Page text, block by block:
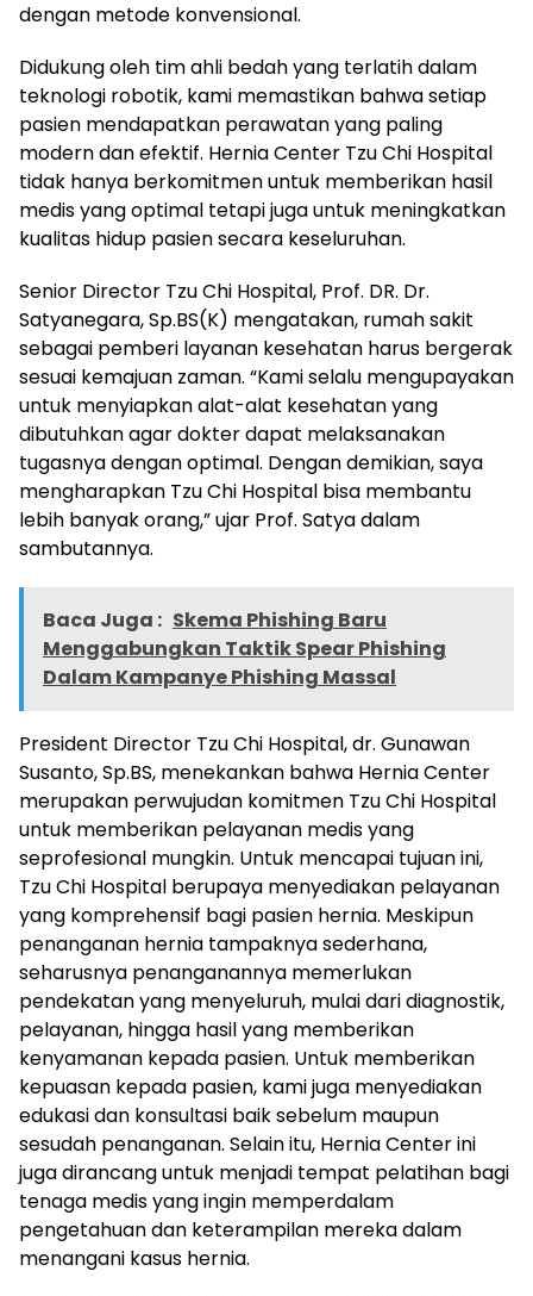
dengan metode konvensional.
Didukung oleh tim ahli bedah yang terlatih dalam
teknologi robotik, kami memastikan bahwa setiap
pasien mendapatkan perawatan yang paling
modern dan efektif. Hernia Center Tzu Chi Hospital
tidak hanya berkomitmen untuk memberikan hasil
medis yang optimal tetapi juga untuk meningkatkan
kualitas hidup pasien secara keseluruhan.
Senior Director Tzu Chi Hospital, Prof. DR. Dr.
Satyanegara, Sp.BS(K) mengatakan, rumah sakit
sebagai pemberi layanan kesehatan harus bergerak
sesuai kemajuan zaman. “Kami selalu mengupayakan
untuk menyiapkan alat-alat kesehatan yang
dibutuhkan agar dokter dapat melaksanakan
tugasnya dengan optimal. Dengan demikian, saya
mengharapkan Tzu Chi Hospital bisa membantu
lebih banyak orang,” ujar Prof. Satya dalam
sambutannya.
Baca Juga : Skema Phishing Baru
Menggabungkan Taktik Spear Phishing
Dalam Kampanye Phishing Massal
President Director Tzu Chi Hospital, dr. Gunawan
Susanto, Sp.BS, menekankan bahwa Hernia Center
merupakan perwujudan komitmen Tzu Chi Hospital
untuk memberikan pelayanan medis yang
seprofesional mungkin. Untuk mencapai tujuan ini,
Tzu Chi Hospital berupaya menyediakan pelayanan
yang komprehensif bagi pasien hernia. Meskipun
penanganan hernia tampaknya sederhana,
seharusnya penanganannya memerlukan
pendekatan yang menyeluruh, mulai dari diagnostik,
pelayanan, hingga hasil yang memberikan
kenyamanan kepada pasien. Untuk memberikan
kepuasan kepada pasien, kami juga menyediakan
edukasi dan konsultasi baik sebelum maupun
sesudah penanganan. Selain itu, Hernia Center ini
juga dirancang untuk menjadi tempat pelatihan bagi
tenaga medis yang ingin memperdalam
pengetahuan dan keterampilan mereka dalam
menangani kasus hernia.